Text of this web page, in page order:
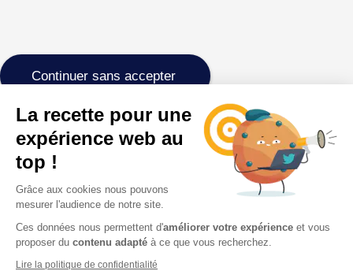
Continuer sans accepter
La recette pour une
expérience web au
top !
Grâce aux cookies nous pouvons
mesurer l'audience de notre site.
Ces données nous permettent d'améliorer votre expérience et vous
proposer du contenu adapté à ce que vous recherchez.
Lire la politique de confidentialité